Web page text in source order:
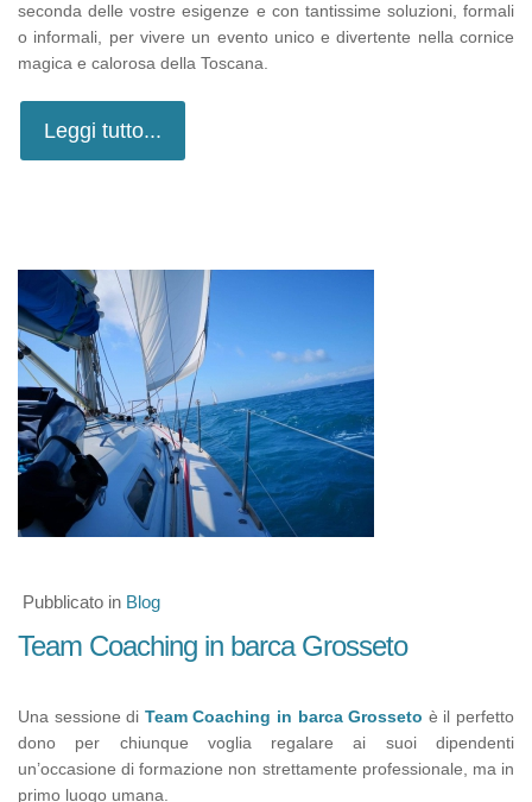
seconda delle vostre esigenze e con tantissime soluzioni, formali
o informali, per vivere un evento unico e divertente nella cornice
magica e calorosa della Toscana.
Leggi tutto...
Pubblicato in Blog
Team Coaching in barca Grosseto
Una sessione di Team Coaching in barca Grosseto è il perfetto
dono per chiunque voglia regalare ai suoi dipendenti
un’occasione di formazione non strettamente professionale, ma in
primo luogo umana.